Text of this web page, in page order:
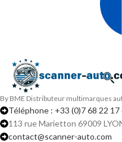
By BME Distributeur multimarques
Téléphone : +33 (0)7 68 22 17
113 rue Marietton 69009
contact@scanner-auto.com